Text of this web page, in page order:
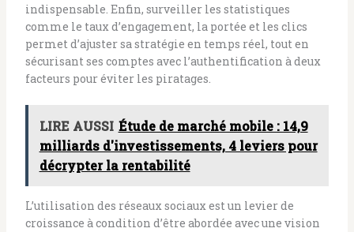
indispensable. Enfin, surveiller les statistiques
comme le taux d’engagement, la portée et les clics
permet d’ajuster sa stratégie en temps réel, tout en
sécurisant ses comptes avec l’authentification à deux
facteurs pour éviter les piratages.
LIRE AUSSI Étude de marché mobile : 14,9
milliards d'investissements, 4 leviers pour
décrypter la rentabilité
L’utilisation des réseaux sociaux est un levier de
croissance à condition d’être abordée avec une vision